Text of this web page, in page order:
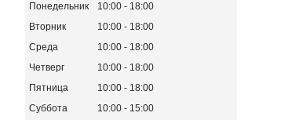
Понедельник 10:00
18:00
Вторник
10:00
18:00
Среда
10:00
18:00
Четверг
10:00
18:00
Пятница
10:00
18:00
Суббота
10:00
15:00